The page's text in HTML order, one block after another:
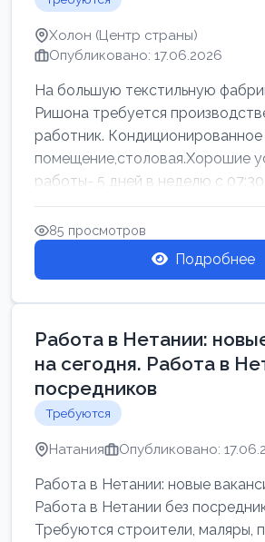
Холон (Центр страны)
Опубликовано: 17.06.2026
На большую текстильную
Ришона требуется
работник. Кондиционированное
помещение,столовая.Хорошие
работы- 5 дней в неделю с
17:00.Высокая за...
85 просмотров
Подробнее
Работа в Нетании:
на сегодня. Работа в
посредников
Требуются
Натания Опубликовано:
Работа в Нетании: новые
Работа в Нетании без
Требуются строители, маляры,